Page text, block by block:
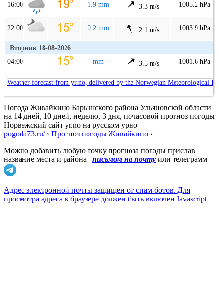
16:00 1.9 mm 3.3 m/s 1005.2 hPa
22:00 0.2 mm 2.1 m/s 1003.9 hPa
Вторник 18-08-2026
04:00
mm 3.5 m/s 1001.6 hPa
Weather forecast from yr.no, delivered by the Norwegian Meteorological
Погода Живайкино Барышского района Ульяновской области
на 14 дней, 10 дней, неделю, 3 дня, почасовой прогноз погоды
Норвежский сайт yr.no на русском урно
pogoda73.ru/› Прогноз погоды Живайкино ›
Можно добавить любую точку прогноза погоды прислав
название места и района
письмом на почту или телеграмм
Адрес электронной почты защищен от спам-ботов. Для
просмотра адреса в браузере должен быть включен Javascript.